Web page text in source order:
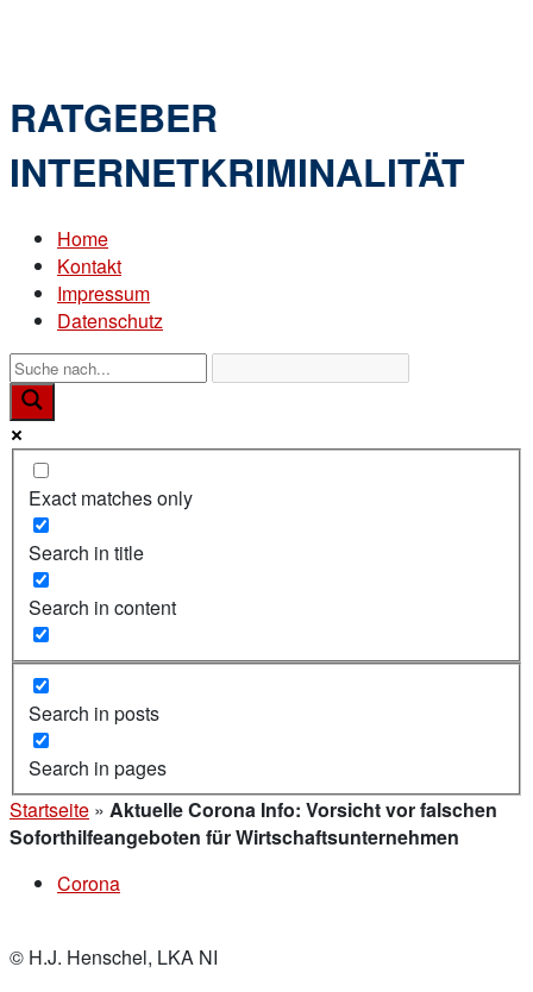
RATGEBER
INTERNETKRIMINALITÄT
Home
Kontakt
Impressum
Datenschutz
Exact matches only
Search in title
Search in content
Search in posts
Search in pages
Startseite » Aktuelle Corona Info: Vorsicht vor falschen
Soforthilfeangeboten für Wirtschaftsunternehmen
Corona
© H.J. Henschel, LKA NI